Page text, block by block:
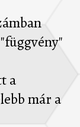
a
már a